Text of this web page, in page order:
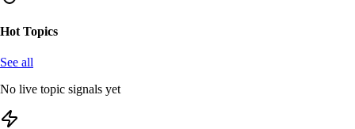
Hot Topics
See all
No live topic signals yet